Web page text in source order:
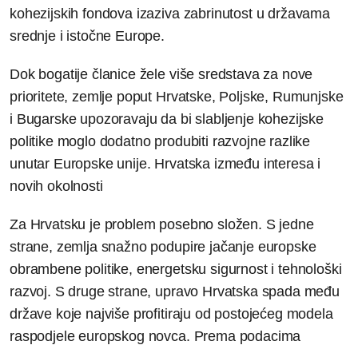
kohezijskih fondova izaziva zabrinutost u državama
srednje i istočne Europe.
Dok bogatije članice žele više sredstava za nove
prioritete, zemlje poput Hrvatske, Poljske, Rumunjske
i Bugarske upozoravaju da bi slabljenje kohezijske
politike moglo dodatno produbiti razvojne razlike
unutar Europske unije. Hrvatska između interesa i
novih okolnosti
Za Hrvatsku je problem posebno složen. S jedne
strane, zemlja snažno podupire jačanje europske
obrambene politike, energetsku sigurnost i tehnološki
razvoj. S druge strane, upravo Hrvatska spada među
države koje najviše profitiraju od postojećeg modela
raspodjele europskog novca. Prema podacima